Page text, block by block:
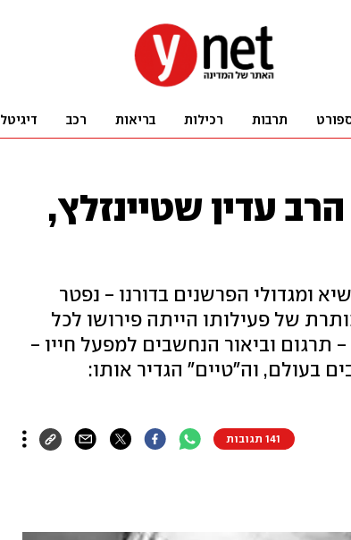
תרבות רכילות בריאות רכב דיגיטל
עדין שטיינזלץ,
ומגדולי הפרשנים בדורנו - נפטר
של פעילותו הייתה פירושו לכל
תרגום וביאור הנחשבים למפעל חייו -
בעולם, וה"טיים" הגדיר אותו:
141 תגובות